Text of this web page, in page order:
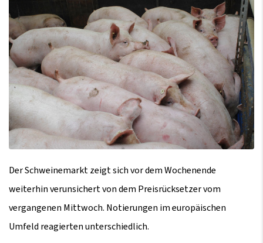
Der Schweinemarkt zeigt sich vor dem Wochenende
weiterhin verunsichert von dem Preisrücksetzer vom
vergangenen Mittwoch. Notierungen im europäischen
Umfeld reagierten unterschiedlich.